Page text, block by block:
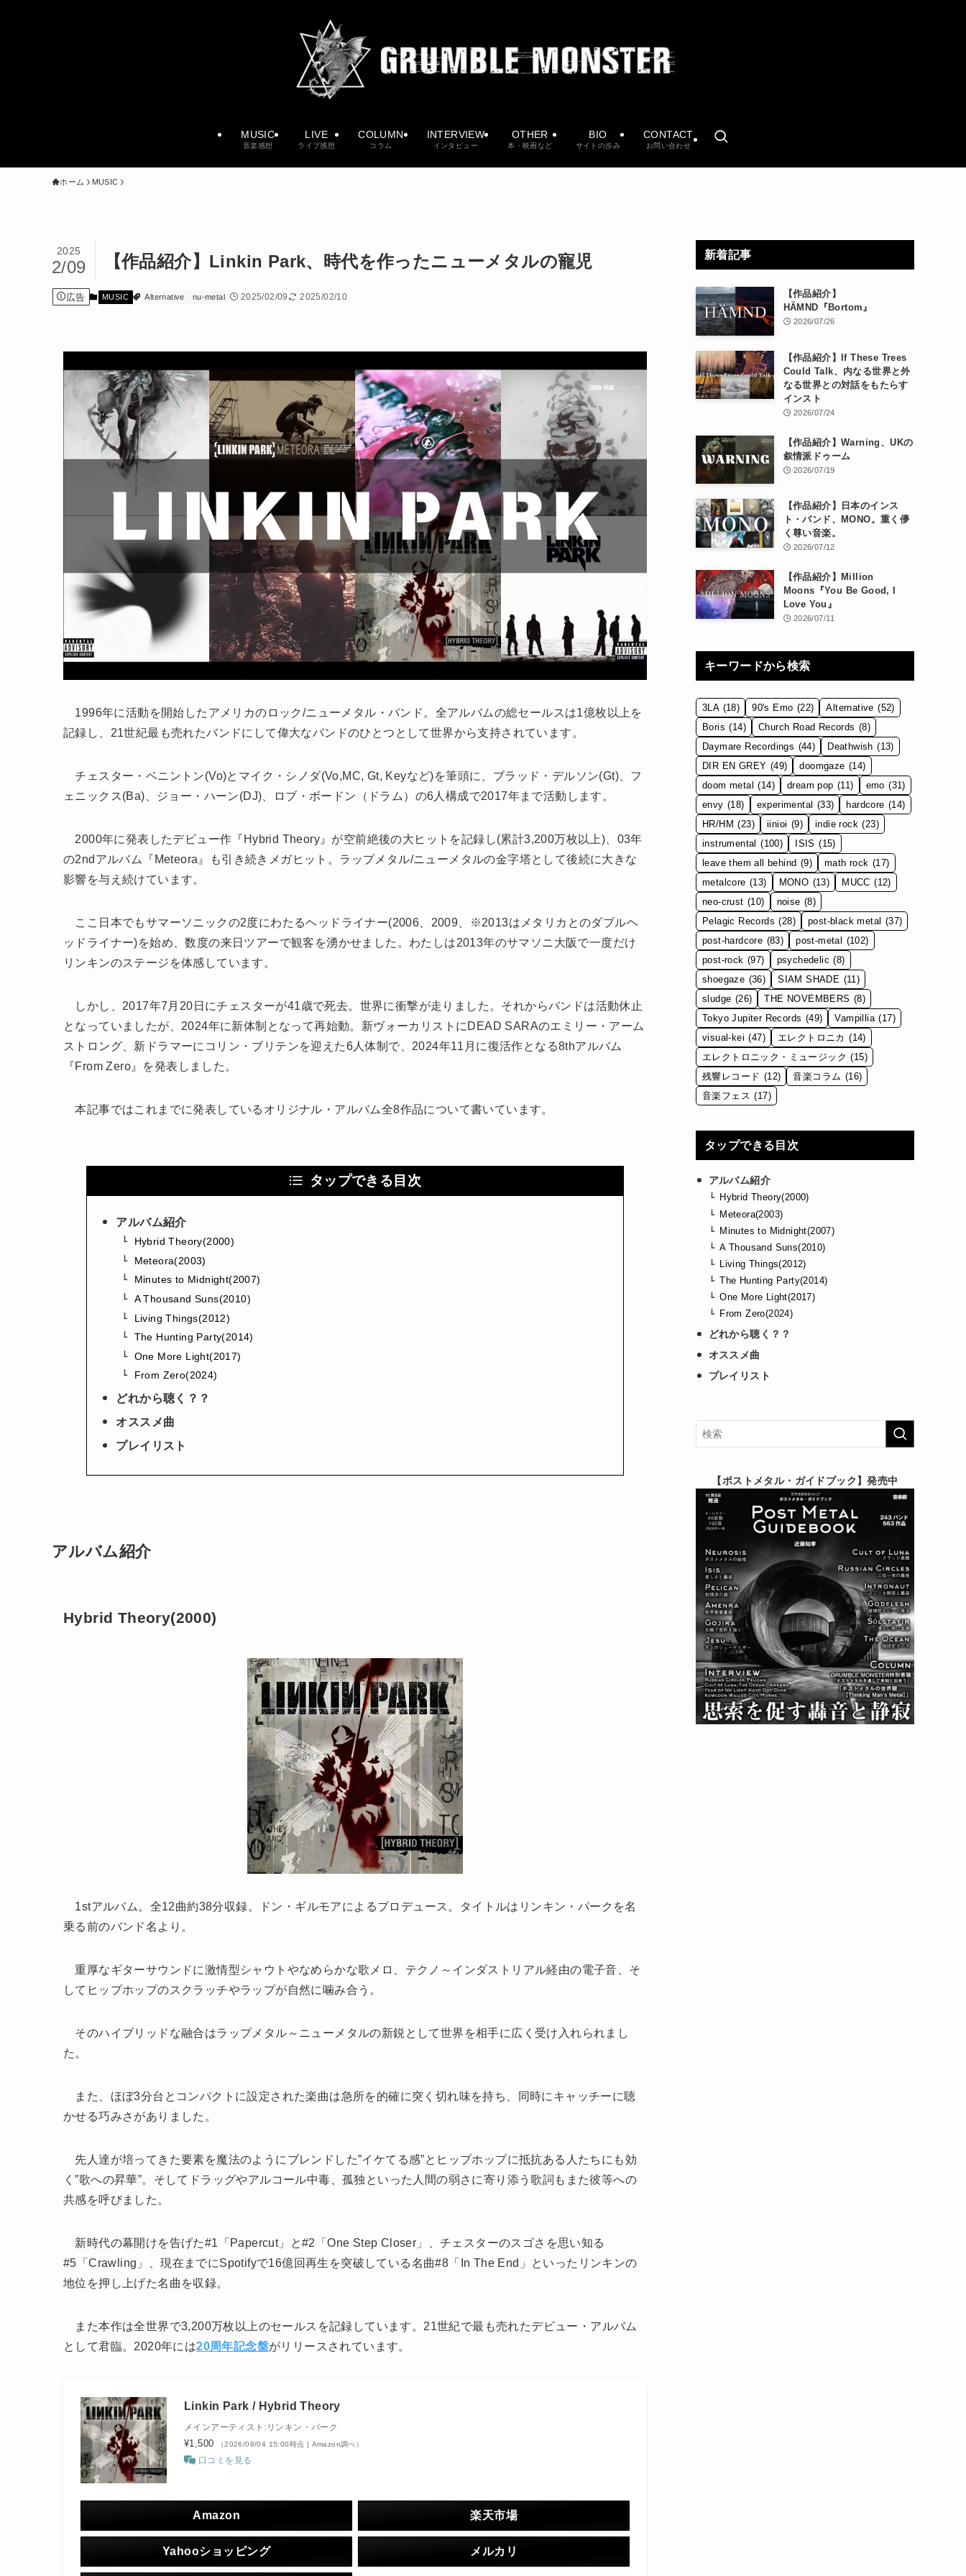
MUSIC
音楽感想
LIVE
ライブ感想
COLUMN
コラム
INTERVIEW
インタビュー
OTHER
本・映画など
BIO
サイトの歩み
CONTACT
お問い合わせ
ホーム MUSIC
【作品紹介】Linkin Park、時代を作ったニューメタルの寵児
2025
2/09
広告 MUSIC Alternative nu-metal 2025/02/09 2025/02/10
1996年に活動を開始したアメリカのロック/ニューメタル・バンド。全アルバムの総セールスは1億枚以上を
記録し、21世紀最も売れたバンドにして偉大なバンドのひとつとして世界から支持されています。
チェスター・ベニントン(Vo)とマイク・シノダ(Vo,MC, Gt, Keyなど)を筆頭に、ブラッド・デルソン(Gt)、フ
ェニックス(Ba)、ジョー・ハーン(DJ)、ロブ・ボードン（ドラム）の6人構成で2017年まで活動します。
2000年に発表したデビュー作『Hybrid Theory』が空前絶後の大ヒットを記録し(累計3,200万枚以上)、03年
の2ndアルバム『Meteora』も引き続きメガヒット。ラップメタル/ニューメタルの金字塔として後続に大きな
影響を与え続けています。
ここ日本でもサマーソニックの2度にわたるヘッドライナー(2006、2009、※2013はメタリカとのダブルヘ
ッドライナー)を始め、数度の来日ツアーで観客を湧かせました。わたしは2013年のサマソニ大阪で一度だけ
リンキンのステージを体感しています。
しかし、2017年7月20日にチェスターが41歳で死去。世界に衝撃が走りました。それからバンドは活動休止
となっていましたが、2024年に新体制となって再始動。新ヴォーカリストにDEAD SARAのエミリー・アーム
ストロング、新ドラマーにコリン・ブリテンを迎えた6人体制で、2024年11月に復活作となる8thアルバム
『From Zero』を発表しました。
本記事ではこれまでに発表しているオリジナル・アルバム全8作品について書いています。
タップできる目次
アルバム紹介
Hybrid Theory(2000)
Meteora(2003)
Minutes to Midnight(2007)
A Thousand Suns(2010)
Living Things(2012)
The Hunting Party(2014)
One More Light(2017)
From Zero(2024)
どれから聴く？？
オススメ曲
プレイリスト
アルバム紹介
Hybrid Theory(2000)
1stアルバム。全12曲約38分収録。ドン・ギルモアによるプロデュース。タイトルはリンキン・パークを名
乗る前のバンド名より。
重厚なギターサウンドに激情型シャウトやなめらかな歌メロ、テクノ～インダストリアル経由の電子音、そ
してヒップホップのスクラッチやラップが自然に噛み合う。
そのハイブリッドな融合はラップメタル～ニューメタルの新鋭として世界を相手に広く受け入れられまし
た。
また、ほぼ3分台とコンパクトに設定された楽曲は急所を的確に突く切れ味を持ち、同時にキャッチーに聴
かせる巧みさがありました。
先人達が培ってきた要素を魔法のようにブレンドした”イケてる感”とヒップホップに抵抗ある人たちにも効
く”歌への昇華”。そしてドラッグやアルコール中毒、孤独といった人間の弱さに寄り添う歌詞もまた彼等への
共感を呼びました。
新時代の幕開けを告げた#1「Papercut」と#2「One Step Closer」、チェスターのスゴさを思い知る
#5「Crawling」、現在までにSpotifyで16億回再生を突破している名曲#8「In The End」といったリンキンの
地位を押し上げた名曲を収録。
また本作は全世界で3,200万枚以上のセールスを記録しています。21世紀で最も売れたデビュー・アルバム
として君臨。2020年には20周年記念盤がリリースされています。
Linkin Park / Hybrid Theory
メインアーティスト:リンキン・パーク
¥1,500 （2026/08/04 15:00時点 | Amazon調べ）
口コミを見る
Amazon 楽天市場
Yahooショッピング メルカリ
新着記事
【作品紹介】
HÄMND『Bortom』
2026/07/26
【作品紹介】If These Trees
Could Talk、内なる世界と外
なる世界との対話をもたらす
インスト
2026/07/24
【作品紹介】Warning、UKの
叙情派ドゥーム
2026/07/19
【作品紹介】日本のインス
ト・バンド、MONO。重く儚
く尊い音楽。
2026/07/12
【作品紹介】Million
Moons『You Be Good, I
Love You』
2026/07/11
キーワードから検索
3LA (18) 90's Emo (22) Alternative (52)
Boris (14) Church Road Records (8)
Daymare Recordings (44) Deathwish (13)
DIR EN GREY (49) doomgaze (14)
doom metal (14) dream pop (11) emo (31)
envy (18) experimental (33) hardcore (14)
HR/HM (23) iinioi (9) indie rock (23)
instrumental (100) ISIS (15)
leave them all behind (9) math rock (17)
metalcore (13) MONO (13) MUCC (12)
neo-crust (10) noise (8)
Pelagic Records (28) post-black metal (37)
post-hardcore (83) post-metal (102)
post-rock (97) psychedelic (8)
shoegaze (36) SIAM SHADE (11)
sludge (26) THE NOVEMBERS (8)
Tokyo Jupiter Records (49) Vampillia (17)
visual-kei (47) エレクトロニカ (14)
エレクトロニック・ミュージック (15)
残響レコード (12) 音楽コラム (16)
音楽フェス (17)
タップできる目次
アルバム紹介
Hybrid Theory(2000)
Meteora(2003)
Minutes to Midnight(2007)
A Thousand Suns(2010)
Living Things(2012)
The Hunting Party(2014)
One More Light(2017)
From Zero(2024)
どれから聴く？？
オススメ曲
プレイリスト
【ポストメタル・ガイドブック】発売中